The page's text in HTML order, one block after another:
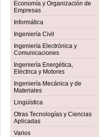
Economía y Organización de
Empresas
Informática
Ingeniería Civil
Ingeniería Electrónica y
Comunicaciones
Ingeniería Energética,
Eléctrica y Motores
Ingeniería Mecánica y de
Materiales
Lingüística
Otras Tecnologías y Ciencias
Aplicadas
Varios